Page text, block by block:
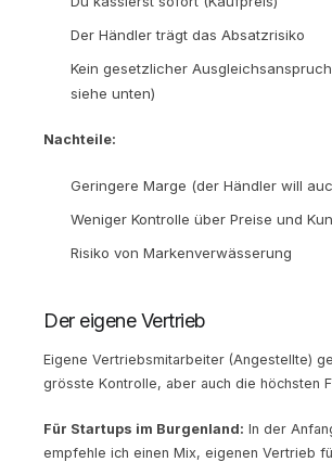
Der Händler trägt das Absatzrisiko
Kein gesetzlicher
siehe unten)
Nachteile:
Geringere Marge (der Händler will
Weniger Kontrolle über Preise und
Risiko von Markenverwässerung
Der eigene Vertrieb
Eigene Vertriebsmitarbeiter (Angestellte)
grösste Kontrolle, aber auch die höchsten
Für Startups im Burgenland: In der
empfehle ich einen Mix, eigenen Vertrieb